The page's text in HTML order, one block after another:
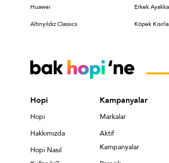
Huaweı
Altınyıldız Classıcs
Erkek
Köpek
Hopi
Hopi
Hakkımızda
Hopi Nasıl
Kampanyalar
Markalar
Aktif
Kampanyalar